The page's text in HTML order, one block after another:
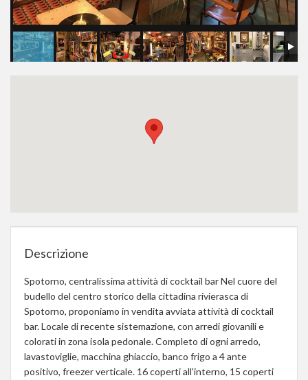
Descrizione
Spotorno, centralissima attività di cocktail bar Nel cuore del
budello del centro storico della cittadina rivierasca di
Spotorno, proponiamo in vendita avviata attività di cocktail
bar. Locale di recente sistemazione, con arredi giovanili e
colorati in zona isola pedonale. Completo di ogni arredo,
lavastoviglie, macchina ghiaccio, banco frigo a 4 ante
positivo, freezer verticale. 16 coperti all'interno, 15 coperti